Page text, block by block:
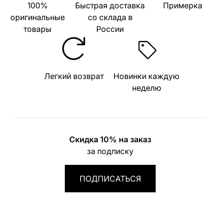
100%
оригинальные
товары
Быстрая доставка
со склада в
России
Примерка
Легкий возврат
Новинки каждую
неделю
Скидка 10% на заказ
за подписку
ПОДПИСАТЬСЯ